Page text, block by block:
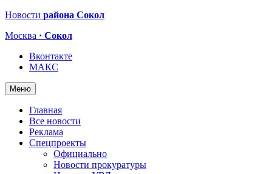
Новости района Сокол
Москва · Сокол
Вконтакте
МАКС
Меню
Главная
Все новости
Реклама
Спецпроекты
Официально
Новости прокуратуры